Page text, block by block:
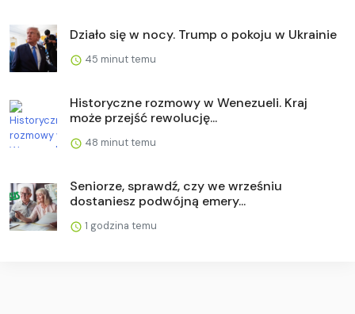
Działo się w nocy. Trump o pokoju w Ukrainie
45 minut temu
Historyczne rozmowy w Wenezueli. Kraj
może przejść rewolucję...
48 minut temu
Seniorze, sprawdź, czy we wrześniu
dostaniesz podwójną emery...
1 godzina temu